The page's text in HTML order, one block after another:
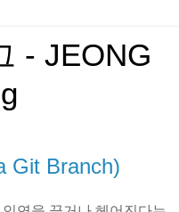
- JEONG
Git Branch)